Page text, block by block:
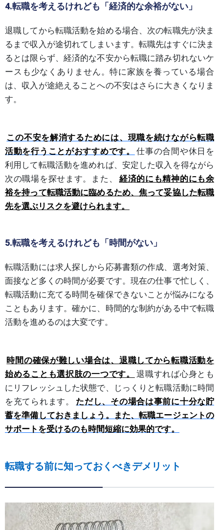
4.転職を考えるけれども「経済的な余裕がない」
退職してから転職活動を始める場合、次の転職先が決ま
るまで収入が途切れてしまいます。転職先はすぐに決ま
るとは限らず、経済的な不安から転職に踏み切れないケ
ースも少なくありません。特に家族を養っている場合
は、収入が途絶えることへの不安はさらに大きくなりま
す。
この不安を解消するためには、現職を続けながら転職
活動を行うことがおすすめです。
仕事の合間や休日を
利用して転職活動を進めれば、安定した収入を得ながら
次の職場を探せます。また、
経済的にも精神的にも余
裕を持って転職活動に臨めるため、焦って妥協した転職
先を選ぶリスクを避けられます。
5.転職を考えるけれども「時間がない」
転職活動には求人探しから応募書類の作成、選考対策、
面接など多くの時間が必要です。現在の仕事で忙しく、
転職活動に充てる時間を確保できないことが悩みになる
こともあります。確かに、時間的な制約がある中で転職
活動を進めるのは大変です。
時間の確保が難しい場合は、退職してから転職活動を
始めることも選択肢の一つです。
退職すれば心身とも
にリフレッシュした状態で、じっくりと転職活動に時間
を充てられます。
ただし、その場合は事前に十分な貯
蓄を準備しておきましょう。また、転職エージェントの
サポートを受けるのも時間短縮に効果的です。
転職する前に知っておくべきデメリット